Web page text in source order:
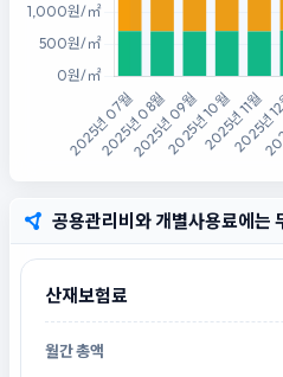
공용관리비와 개별사용료에는
산재보험료